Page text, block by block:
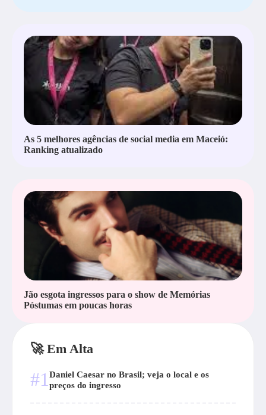
As 5 melhores agências de social media em Maceió:
Ranking atualizado
Jão esgota ingressos para o show de Memórias
Póstumas em poucas horas
🚀 Em Alta
#1 Daniel Caesar no Brasil; veja o local e os
preços do ingresso